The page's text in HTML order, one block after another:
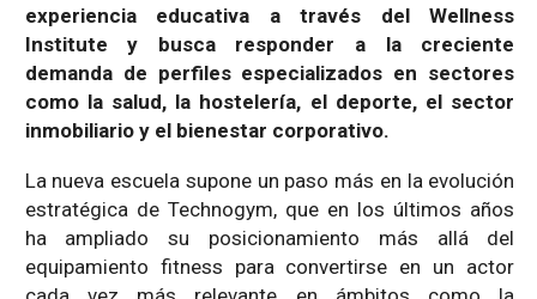
experiencia educativa a través del Wellness
Institute y busca responder a la creciente
demanda de perfiles especializados en sectores
como la salud, la hostelería, el deporte, el sector
inmobiliario y el bienestar corporativo.
La nueva escuela supone un paso más en la evolución
estratégica de Technogym, que en los últimos años
ha ampliado su posicionamiento más allá del
equipamiento fitness para convertirse en un actor